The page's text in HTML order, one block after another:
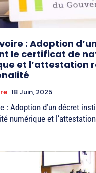
: Adoption
le certificat de
et l’attestation
18 Juin, 2025
: Adoption d’un décret
numérique et